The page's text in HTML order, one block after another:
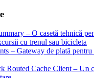
– O casetă tehnică
cu trenul sau bicicleta
– Gateway de plată
Routed Cache Client – Un